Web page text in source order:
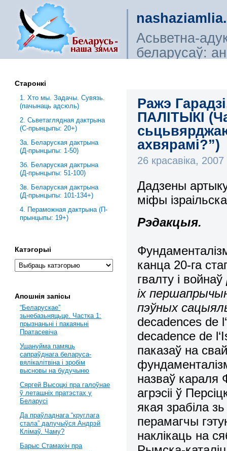
Асьветна-
беларусаў:
Ражэ
ПАЛІТЫКІ
ахвярамі?”)
26 красавіка, 2007
Дадзены
міфы
Рэдакцыя.
канца 20-га
гвалту і войнаў
іх
пэўных
decadences de l‘
decadence de l‘
паказаў на
назваў караля
агрэсіі ў
якая зрабіла
перамагчы
наклікаць на
Старонкі
1. Хто мы. Задачы. Сувязь.
(пачынаць адсюль)
2. Сьветаглядная дактрына
(С-прынцыпы: 20+)
3a. Беларуская дактрына
(Д-прынцыпы: 1-50)
3б. Беларуская дактрына
(Д-прынцыпы: 51-100)
3в. Беларуская дактрына
(Д-прынцыпы: 101-134+)
4. Пераможная дактрына (П-
прынцыпы: 19+)
Катэгорыі
Апошнія запісы
“Беларускае”
зьнебазьняцьце. Частка 1:
прызнаньні і пакаяньні
Пратасевіча
Ушануйма памяць
сапраўднага беларуса-
вялікалітвіна і зробім
высновы на будучыню
Сяргей Высоцкі пра галоўнае
ў леташніх пратэстах у
Беларусі
Да праўладнага “круглага
стала” далучыўся Андрэй
Клімаў. Чаму?
Барыс Стамахін пра